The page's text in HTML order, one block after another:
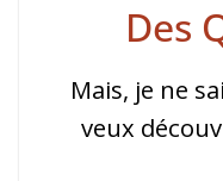
Des
Mais, je ne
veux